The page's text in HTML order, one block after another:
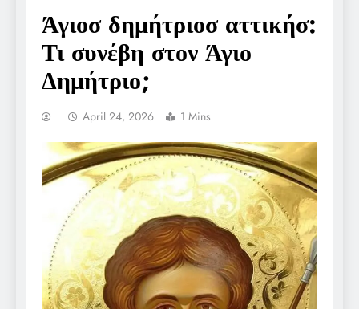
Άγιοσ δημήτριοσ αττικήσ:
Τι συνέβη στον Άγιο
Δημήτριο;
April 24, 2026 1 Mins